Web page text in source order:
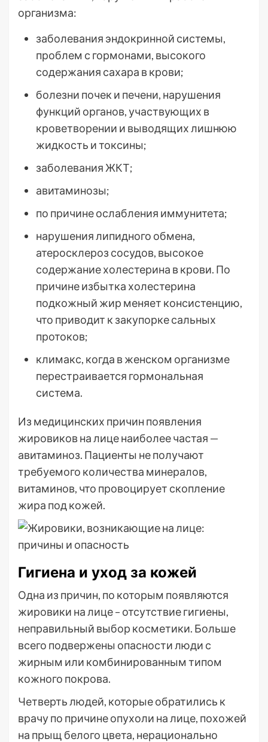
организма:
заболевания эндокринной системы,
проблем с гормонами, высокого
содержания сахара в крови;
болезни почек и печени, нарушения
функций органов, участвующих в
кроветворении и выводящих лишнюю
жидкость и токсины;
заболевания ЖКТ;
авитаминозы;
по причине ослабления иммунитета;
нарушения липидного обмена,
атеросклероз сосудов, высокое
содержание холестерина в крови. По
причине избытка холестерина
подкожный жир меняет консистенцию,
что приводит к закупорке сальных
протоков;
климакс, когда в женском организме
перестраивается гормональная
система.
Из медицинских причин появления
жировиков на лице наиболее частая —
авитаминоз. Пациенты не получают
требуемого количества минералов,
витаминов, что провоцирует скопление
жира под кожей.
Гигиена и уход за кожей
Одна из причин, по которым появляются
жировики на лице – отсутствие гигиены,
неправильный выбор косметики. Больше
всего подвержены опасности люди с
жирным или комбинированным типом
кожного покрова.
Четверть людей, которые обратились к
врачу по причине опухоли на лице, похожей
на прыщ белого цвета, нерационально